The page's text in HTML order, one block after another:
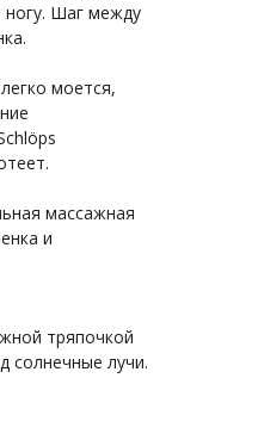
Шаг между
моется,
массажная
и
тряпочкой
солнечные лучи.